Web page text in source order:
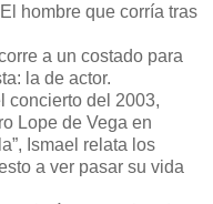
hombre que corría tras
a un costado para
la de actor.
concierto del 2003,
Lope de Vega en
Ismael relata los
a ver pasar su vida